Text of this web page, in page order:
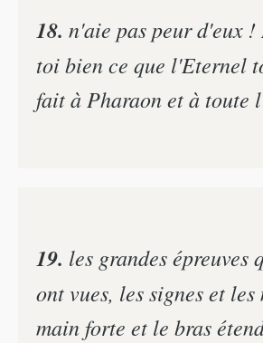
18. n'aie pas peur d'eux !
toi bien ce que l'Eternel
fait à Pharaon et à toute
19. les grandes épreuves
ont vues, les signes et
main forte et le bras